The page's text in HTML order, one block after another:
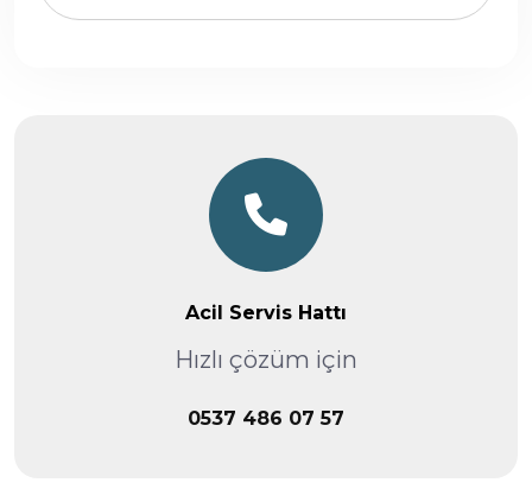
Acil Servis Hattı
Hızlı çözüm için
0537 486 07 57